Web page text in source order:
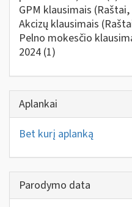
GPM klausimais
Akcizų klausimais
Pelno mokesčio
2024 (1)
Aplankai
Bet kurį aplanką
Parodymo data